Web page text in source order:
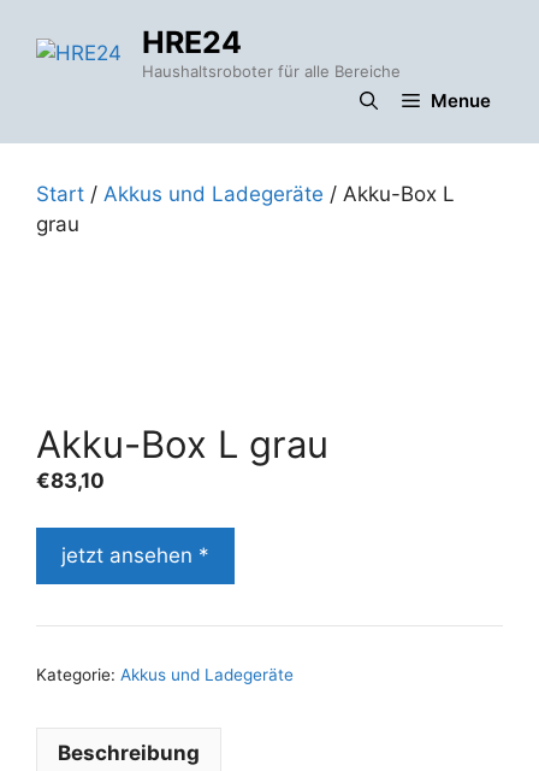
Inhalt
HRE24
Haushaltsroboter für alle Bereiche
Menue
Start / Akkus und Ladegeräte / Akku-Box L
grau
Akku-Box L grau
€83,10
jetzt ansehen *
Kategorie: Akkus und Ladegeräte
Beschreibung